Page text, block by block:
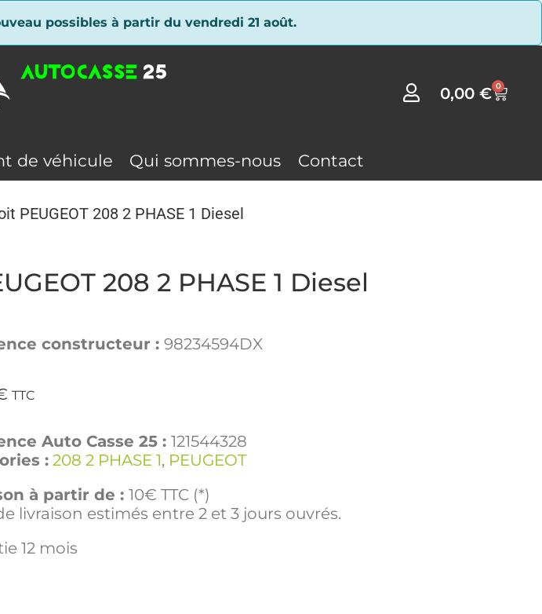
possibles à partir du vendredi 21 août.
0,00€ 0
de véhicule Qui sommes-nous Contact
PEUGEOT 208 2 PHASE 1 Diesel
208 2 PHASE 1 Diesel
constructeur : 98234594DX
TTC
Auto Casse 25 : 121544328
: 208 2 PHASE 1, PEUGEOT
à partir de : 10€ TTC (*)
livraison estimés entre 2 et 3 jours ouvrés.
12 mois